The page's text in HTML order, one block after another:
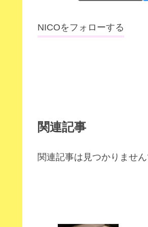
NICOをフォローする
関連記事
関連記事は見つかりません